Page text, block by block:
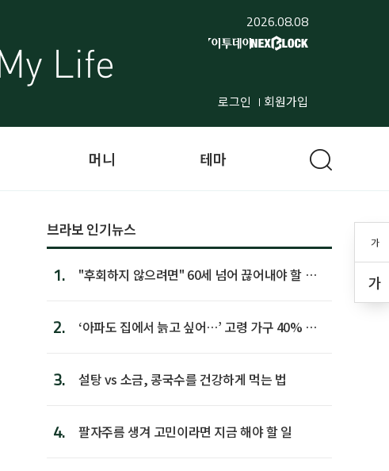
2026.08.08
로그인 회원가입
가
가
머니 테마
브라보 인기뉴스
1.
"후회하지 않으려면" 60세 넘어 끊어내야 할 사
2.
‘아파도 집에서 늙고 싶어…’ 고령 가구 40% 노
3. 설탕 vs 소금, 콩국수를 건강하게 먹는 법
4. 팔자주름 생겨 고민이라면 지금 해야 할 일